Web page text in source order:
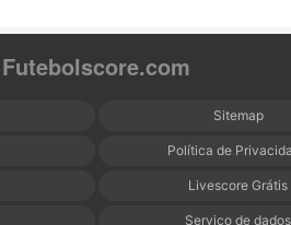
Futebolscore.com
Sitemap
Política de
Livescore Grátis
Serviço de dados